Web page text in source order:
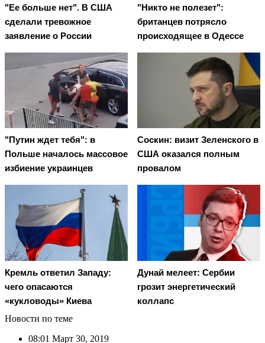
"Ее больше нет". В США
сделали тревожное
заявление о России
"Никто не полезет":
британцев потрясло
происходящее в Одессе
"Путин ждет тебя": в
Польше началось массовое
избиение украинцев
Соскин: визит Зеленского в
США оказался полным
провалом
Кремль ответил Западу:
чего опасаются
«кукловоды» Киева
Дунай мелеет: Сербии
грозит энергетический
коллапс
Новости по теме
08:01 Март 30, 2019